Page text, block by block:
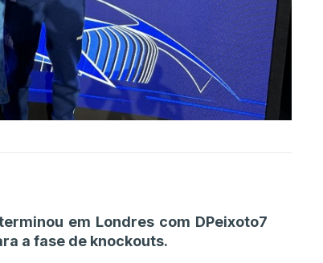
em Londres com DPeixoto7
a fase de knockouts.